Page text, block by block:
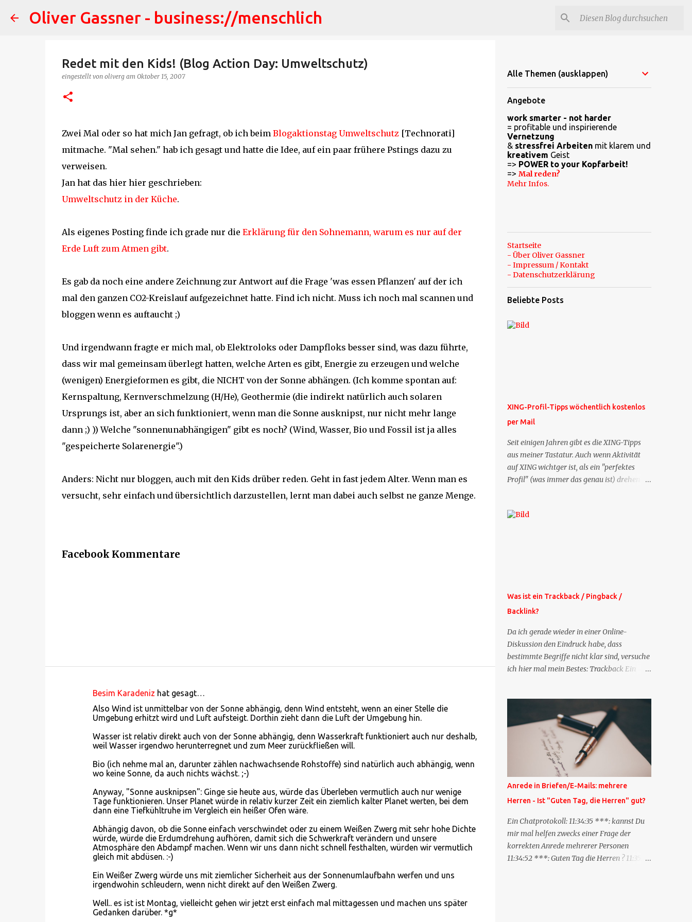
Direkt zum Hauptbereich
Oliver Gassner - business://menschlich
Redet mit den Kids! (Blog Action Day: Umweltschutz)
eingestellt von oliverg am Oktober 15, 2007
Zwei Mal oder so hat mich Jan gefragt, ob ich beim Blogaktionstag Umweltschutz[Technorati]
mitmache. "Mal sehen." hab ich gesagt und hatte die Idee, auf ein paar frühere Pstings dazu zu
verweisen.
Jan hat das hier hier geschrieben:
Umweltschutz in der Küche.
Als eigenes Posting finde ich grade nur die Erklärung für den Sohnemann, warum es nur auf der
Erde Luft zum Atmen gibt.
Es gab da noch eine andere Zeichnung zur Antwort auf die Frage 'was essen Pflanzen' auf der ich
mal den ganzen CO2-Kreislauf aufgezeichnet hatte. Find ich nicht. Muss ich noch mal scannen und
bloggen wenn es auftaucht ;)
Und irgendwann fragte er mich mal, ob Elektroloks oder Dampfloks besser sind, was dazu führte,
dass wir mal gemeinsam überlegt hatten, welche Arten es gibt, Energie zu erzeugen und welche
(wenigen) Energieformen es gibt, die NICHT von der Sonne abhängen. (Ich komme spontan auf:
Kernspaltung, Kernverschmelzung (H/He), Geothermie (die indirekt natürlich auch solaren
Ursprungs ist, aber an sich funktioniert, wenn man die Sonne ausknipst, nur nicht mehr lange
dann ;) )) Welche "sonnenunabhängigen" gibt es noch? (Wind, Wasser, Bio und Fossil ist ja alles
"gespeicherte Solarenergie".)
Anders: Nicht nur bloggen, auch mit den Kids drüber reden. Geht in fast jedem Alter. Wenn man es
versucht, sehr einfach und übersichtlich darzustellen, lernt man dabei auch selbst ne ganze Menge.
Facebook Kommentare
Besim Karadeniz hat gesagt…
Also Wind ist unmittelbar von der Sonne abhängig, denn Wind entsteht, wenn an einer Stelle die
Umgebung erhitzt wird und Luft aufsteigt. Dorthin zieht dann die Luft der Umgebung hin.
Wasser ist relativ direkt auch von der Sonne abhängig, denn Wasserkraft funktioniert auch nur deshalb,
weil Wasser irgendwo herunterregnet und zum Meer zurückfließen will.
Bio (ich nehme mal an, darunter zählen nachwachsende Rohstoffe) sind natürlich auch abhängig, wenn
wo keine Sonne, da auch nichts wächst. ;-)
Anyway, "Sonne ausknipsen": Ginge sie heute aus, würde das Überleben vermutlich auch nur wenige
Tage funktionieren. Unser Planet würde in relativ kurzer Zeit ein ziemlich kalter Planet werten, bei dem
dann eine Tiefkühltruhe im Vergleich ein heißer Ofen wäre.
Abhängig davon, ob die Sonne einfach verschwindet oder zu einem Weißen Zwerg mit sehr hohe Dichte
würde, würde die Erdumdrehung aufhören, damit sich die Schwerkraft verändern und unsere
Atmosphäre den Abdampf machen. Wenn wir uns dann nicht schnell festhalten, würden wir vermutlich
gleich mit abdüsen. :-)
Ein Weißer Zwerg würde uns mit ziemlicher Sicherheit aus der Sonnenumlaufbahn werfen und uns
irgendwohin schleudern, wenn nicht direkt auf den Weißen Zwerg.
Well.. es ist ist Montag, vielleicht gehen wir jetzt erst einfach mal mittagessen und machen uns später
Gedanken darüber. *g*
Alle Themen (ausklappen)
Angebote
work smarter - not harder
= profitable und inspirierende
Vernetzung
& stressfrei Arbeitenmit klarem und
kreativem Geist
=> POWER to your Kopfarbeit!
=> Mal reden?
Mehr Infos.
Startseite
- Über Oliver Gassner
- Impressum / Kontakt
- Datenschutzerklärung
Beliebte Posts
XING-Profil-Tipps wöchentlich kostenlos
per Mail
Seit einigen Jahren gibt es die XING-Tipps
aus meiner Tastatur. Auch wenn Aktivität
auf XING wichtger ist, als ein "perfektes
Profil" (was immer das genau ist) drehen
es jetzt die Profil-Fragen zu XING als eigene
Weitere Mailangebote dieser Art sehen Sie
auf meiner XING-Seite oder hier oben rechts
im Blog. Die Profilfragen werde ich
mittelfristig aus der normalen XING-Tipp-
Mail entfernen, da ich sie so nur an einer
Stelle pflegen muss.
Was ist ein Trackback / Pingback /
Backlink?
Da ich gerade wieder in einer Online-
Diskussion den Eindruck habe, dass
bestimmte Begriffe nicht klar sind, versuche
ich hier mal mein Bestes: Trackback Ein
besagt: "Lieber Blogeintrag, ich habe einen
Kommentar zu dir geschrieben, aber nicht
bei dir in den Kommentaren sondern in
meinem Blog. Bitte vermerke das doch,
damit deine Leser auch mal vorbeischauen,
was ich zu deinem Inhalt zu sagen hatte."
Diese Nachrichtenfunktion wird
'angestoßen' in dem 'mein' Blog an die
'TrackbackURL' des Anderen einen 'Ping'
schickt, d.h. ein paar Parameter übergibt
(URL meines Eintrags, Kurzzitat meines
Beitrags). Praktisch muss man nichts
Anderes tun, als die TrackbackURL beim
Anrede in Briefen/E-Mails: mehrere
Herren - Ist "Guten Tag, die Herren" gut?
Ein Chatprotokoll: 11:34:35 ***: kannst Du
mir mal helfen zwecks einer Frage der
korrekten Anrede mehrerer Personen
11:34:52 ***: Guten Tag die Herren ? 11:35:07